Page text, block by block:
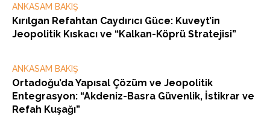
ANKASAM BAKIŞ
Kırılgan Refahtan Caydırıcı Güce: Kuveyt’in
Jeopolitik Kıskacı ve “Kalkan-Köprü Stratejisi”
ANKASAM BAKIŞ
Ortadoğu’da Yapısal Çözüm ve Jeopolitik
Entegrasyon: “Akdeniz-Basra Güvenlik, İstikrar ve
Refah Kuşağı”